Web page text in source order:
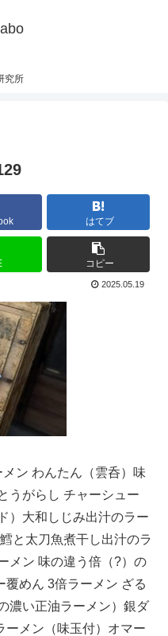
究所
はてブ
コピー
2025.05.19
ン わんたん（雲呑）味
うがらし チャーシュー
）大和しじみ出汁のラー
と太刀魚煮干し出汁のラ
メン 味の違う倍（?）の
覆めん 3倍ラーメン ざる
濃い正油ラーメン）銀ダ
ーメン（味玉付）オマー